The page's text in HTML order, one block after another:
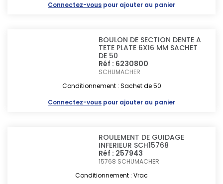
Connectez-vous pour ajouter au panier
BOULON DE SECTION DENTE A
TETE PLATE 6X16 MM SACHET
DE 50
Réf : 6230800
SCHUMACHER
Conditionnement : Sachet de 50
Connectez-vous pour ajouter au panier
ROULEMENT DE GUIDAGE
INFERIEUR SCH15768
Réf : 257943
15768 SCHUMACHER
Conditionnement : Vrac